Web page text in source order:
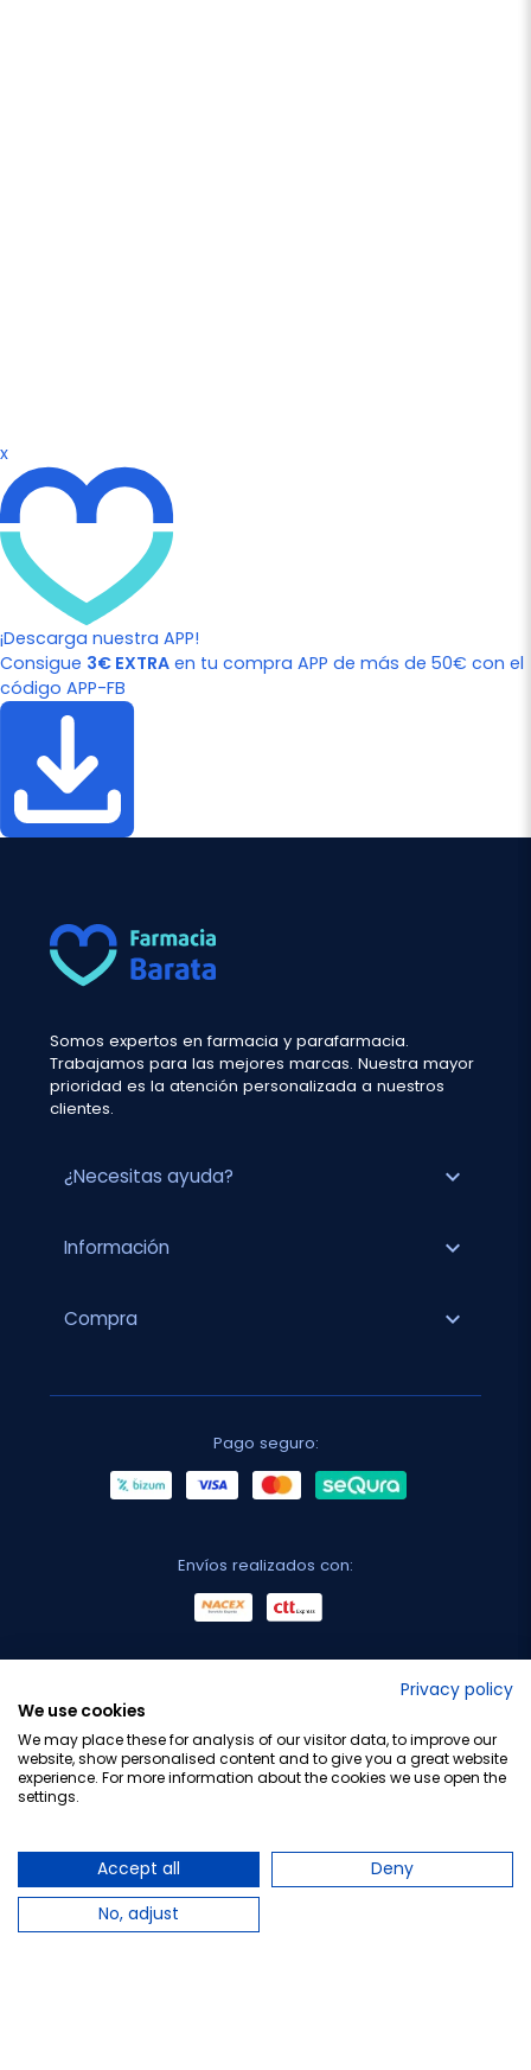
x
¡Descarga nuestra APP!
Consigue 3€ EXTRA en tu compra APP de más de 50€ con el
código APP-FB
Somos expertos en farmacia y parafarmacia.
Trabajamos para las mejores marcas. Nuestra mayor
prioridad es la atención personalizada a nuestros
clientes.
¿Necesitas ayuda? expand_more
Información expand_more
Compra expand_more
Pago seguro:
Envíos realizados con:
Privacy policy
We use cookies
We may place these for analysis of our visitor data, to improve our
website, show personalised content and to give you a great website
experience. For more information about the cookies we use open the
settings.
Accept all
Deny
No, adjust